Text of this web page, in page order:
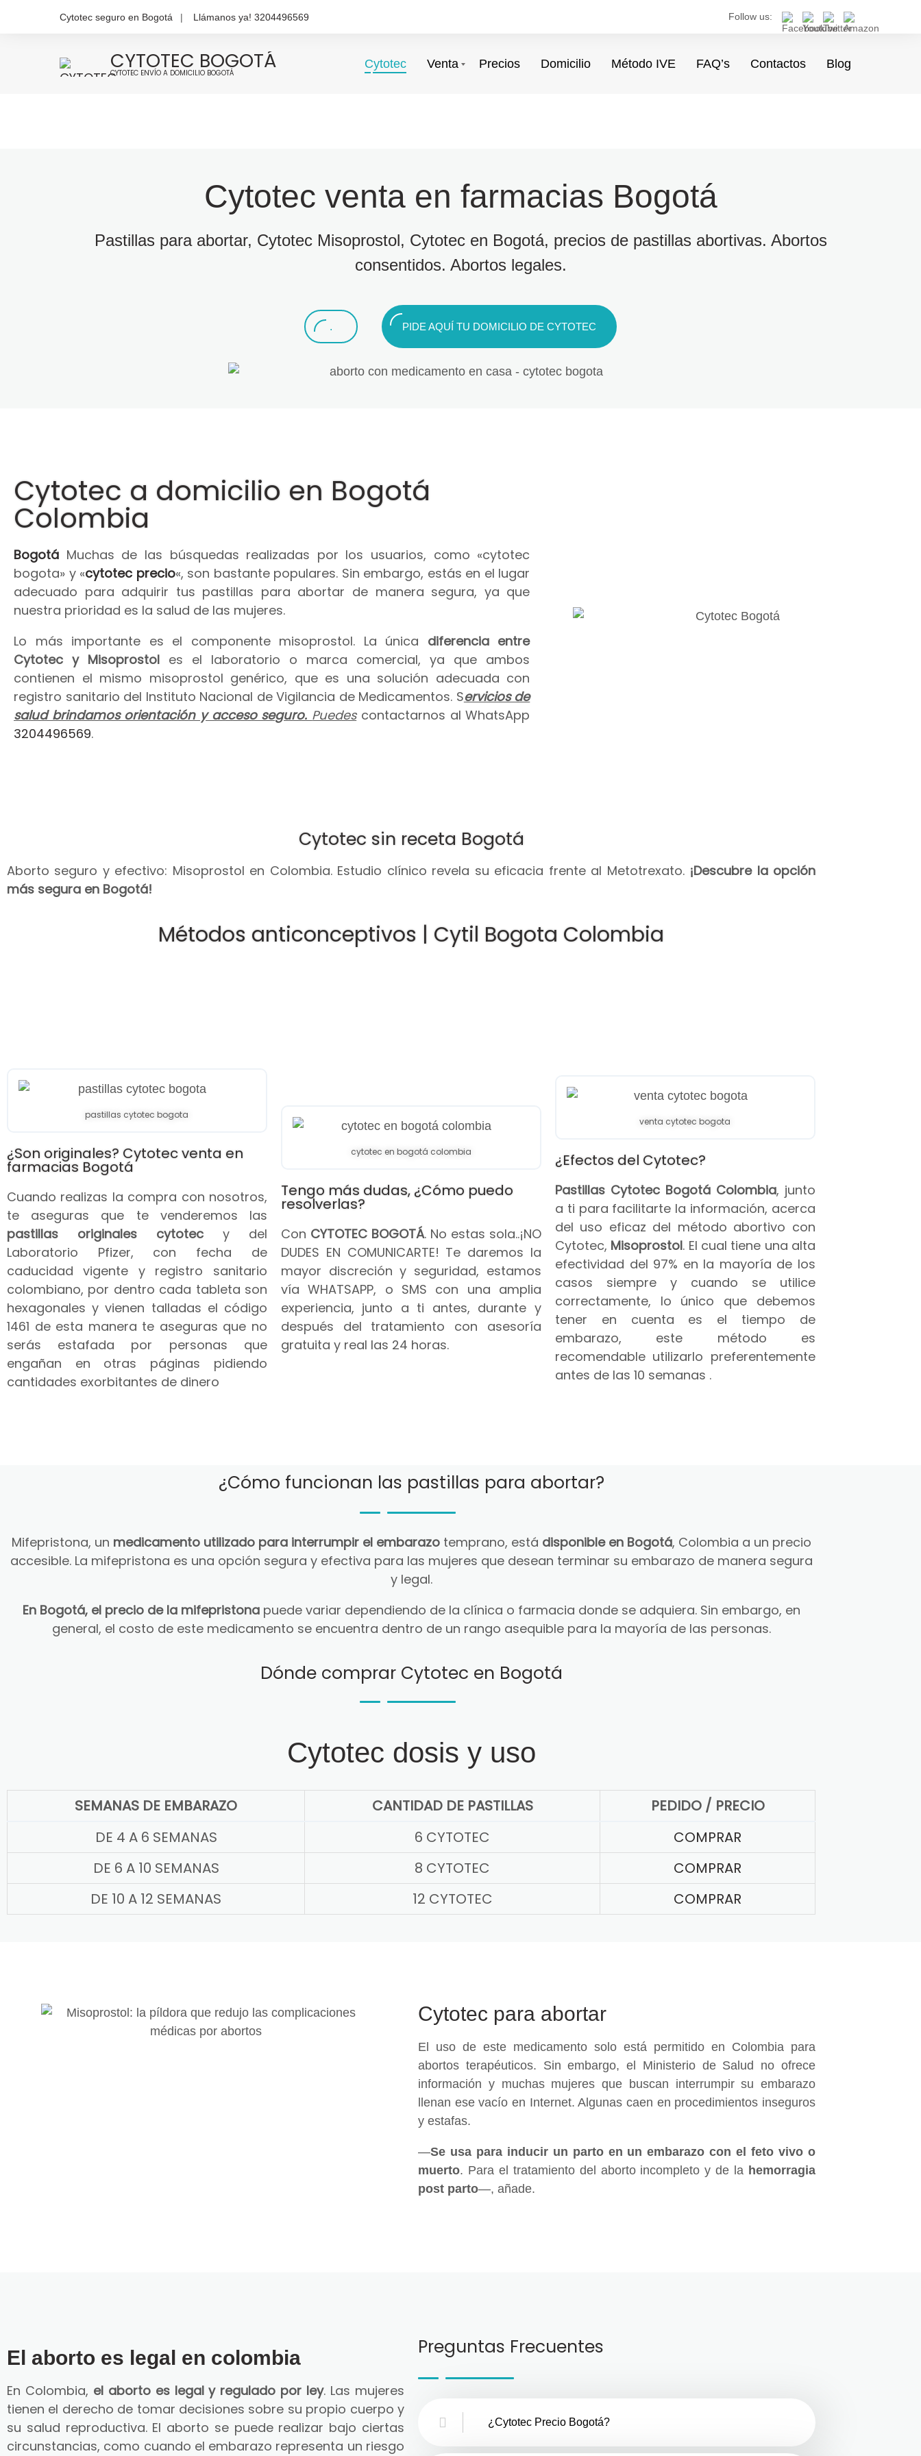
Cytotec seguro en Bogotá Llámanos ya! 3204496569 Follow us:
CYTOTEC BOGOTÁ
CYTOTEC ENVÍO A DOMICILIO BOGOTÁ
Cytotec Venta Precios Domicilio Método IVE FAQ’s Contactos Blog
Cytotec venta en farmacias Bogotá
Pastillas para abortar, Cytotec Misoprostol, Cytotec en Bogotá, precios de pastillas abortivas. Abortos
consentidos. Abortos legales.
. PIDE AQUÍ TU DOMICILIO DE CYTOTEC
Cytotec a domicilio en Bogotá
Colombia
Bogotá Muchas de las búsquedas realizadas por los usuarios, como «cytotec
bogota» y «cytotec precio«, son bastante populares. Sin embargo, estás en el lugar
adecuado para adquirir tus pastillas para abortar de manera segura, ya que
nuestra prioridad es la salud de las mujeres.
Lo más importante es el componente misoprostol. La única diferencia entre
Cytotec y Misoprostol es el laboratorio o marca comercial, ya que ambos
contienen el mismo misoprostol genérico, que es una solución adecuada con
registro sanitario del Instituto Nacional de Vigilancia de Medicamentos. Servicios de
salud brindamos orientación y acceso seguro. Puedescontactarnos al WhatsApp
3204496569.
Cytotec sin receta Bogotá
Aborto seguro y efectivo: Misoprostol en Colombia. Estudio clínico revela su eficacia frente al Metotrexato. ¡Descubre la opción
más segura en Bogotá!
Métodos anticonceptivos | Cytil Bogota Colombia
pastillas cytotec bogota
¿Son originales? Cytotec venta en
farmacias Bogotá
Cuando realizas la compra con nosotros,
te aseguras que te venderemos las
pastillas originales cytotec y del
Laboratorio Pfizer, con fecha de
caducidad vigente y registro sanitario
colombiano, por dentro cada tableta son
hexagonales y vienen talladas el código
1461 de esta manera te aseguras que no
serás estafada por personas que
engañan en otras páginas pidiendo
cantidades exorbitantes de dinero
cytotec en bogotá colombia
Tengo más dudas, ¿Cómo puedo
resolverlas?
Con CYTOTEC BOGOTÁ. No estas sola..¡NO
DUDES EN COMUNICARTE! Te daremos la
mayor discreción y seguridad, estamos
vía WHATSAPP, o SMS con una amplia
experiencia, junto a ti antes, durante y
después del tratamiento con asesoría
gratuita y real las 24 horas.
venta cytotec bogota
¿Efectos del Cytotec?
Pastillas Cytotec Bogotá Colombia, junto
a ti para facilitarte la información, acerca
del uso eficaz del método abortivo con
Cytotec, Misoprostol. El cual tiene una alta
efectividad del 97% en la mayoría de los
casos siempre y cuando se utilice
correctamente, lo único que debemos
tener en cuenta es el tiempo de
embarazo, este método es
recomendable utilizarlo preferentemente
antes de las 10 semanas .
¿Cómo funcionan las pastillas para abortar?
Mifepristona, un medicamento utilizado para interrumpir el embarazotemprano, está disponible en Bogotá, Colombia a un precio
accesible. La mifepristona es una opción segura y efectiva para las mujeres que desean terminar su embarazo de manera segura
y legal.
En Bogotá, el precio de la mifepristonapuede variar dependiendo de la clínica o farmacia donde se adquiera. Sin embargo, en
general, el costo de este medicamento se encuentra dentro de un rango asequible para la mayoría de las personas.
Dónde comprar Cytotec en Bogotá
Cytotec dosis y uso
SEMANAS DE EMBARAZO CANTIDAD DE PASTILLAS
PEDIDO / PRECIO
DE 4 A 6 SEMANAS
6 CYTOTEC
COMPRAR
DE 6 A 10 SEMANAS
8 CYTOTEC
COMPRAR
DE 10 A 12 SEMANAS
12 CYTOTEC COMPRAR
Cytotec para abortar
El uso de este medicamento solo está permitido en Colombia para
abortos terapéuticos. Sin embargo, el Ministerio de Salud no ofrece
información y muchas mujeres que buscan interrumpir su embarazo
llenan ese vacío en Internet. Algunas caen en procedimientos inseguros
y estafas.
—Se usa para inducir un parto en un embarazo con el feto vivo o
muerto. Para el tratamiento del aborto incompleto y de la hemorragia
post parto—, añade.
El aborto es legal en colombia
En Colombia, el aborto es legal y regulado por ley. Las mujeres
tienen el derecho de tomar decisiones sobre su propio cuerpo y
su salud reproductiva. El aborto se puede realizar bajo ciertas
circunstancias, como cuando el embarazo representa un riesgo
Preguntas Frecuentes
¿Cytotec Precio Bogotá?